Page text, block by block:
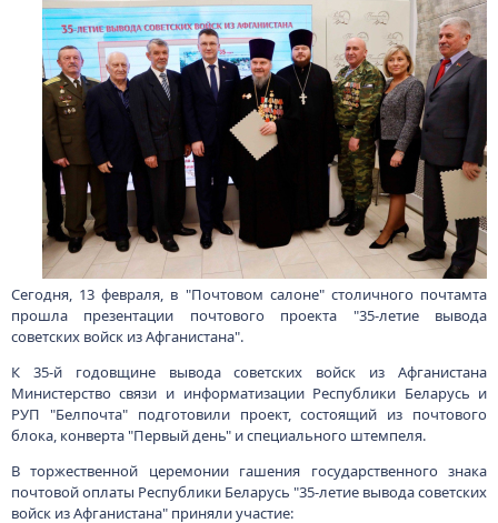
Сегодня, 13 февраля, в "Почтовом салоне" столичного почтамта
прошла презентации почтового проекта "35-летие вывода
советских войск из Афганистана".
К 35-й годовщине вывода советских войск из Афганистана
Министерство связи и информатизации Республики Беларусь и
РУП "Белпочта" подготовили проект, состоящий из почтового
блока, конверта "Первый день" и специального штемпеля.
В торжественной церемонии гашения государственного знака
почтовой оплаты Республики Беларусь "35-летие вывода советских
войск из Афганистана" приняли участие: